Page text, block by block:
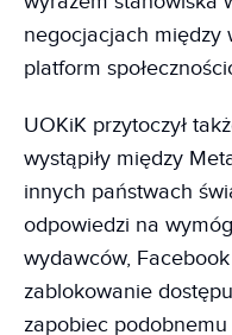
negocjacjach między
platform
UOKiK przytoczył
wystąpiły między
innych państwach
odpowiedzi na
wydawców,
zablokowanie
zapobiec